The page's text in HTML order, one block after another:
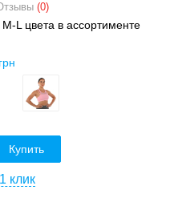
(0)
L цвета в ассортименте
грн
Купить
клик